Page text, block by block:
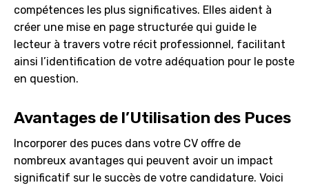
compétences les plus significatives. Elles aident à
créer une mise en page structurée qui guide le
lecteur à travers votre récit professionnel, facilitant
ainsi l’identification de votre adéquation pour le poste
en question.
Avantages de l’Utilisation des Puces
Incorporer des puces dans votre CV offre de
nombreux avantages qui peuvent avoir un impact
significatif sur le succès de votre candidature. Voici